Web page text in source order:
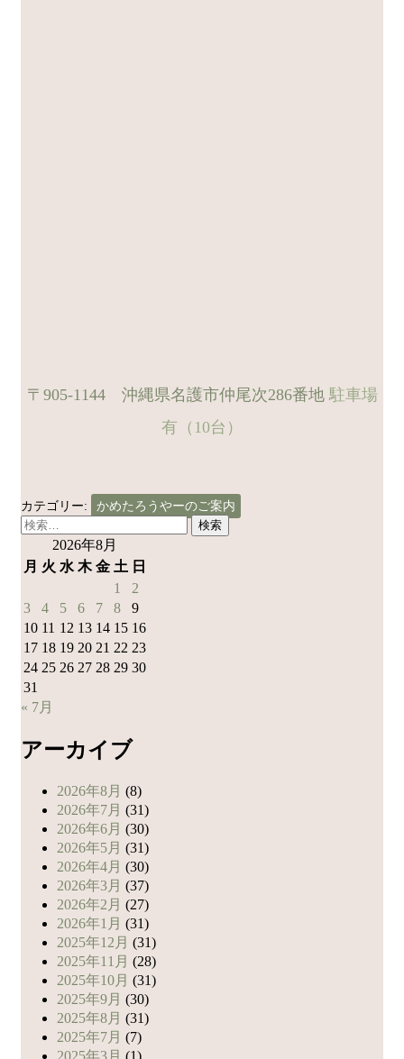
〒905-1144 沖縄県名護市仲尾次286番地駐車場
有（10台）
カテゴリー: かめたろうやーのご案内
検
2026年8月
月 火 水 木 金 土 日
1
2
3
4 5 6 7 8
9
10 11 12 13 14 15 16
17 18 19 20 21 22 23
24 25 26 27 28 29 30
31
« 7月
アーカイブ
2026年8月 (8)
2026年7月 (31)
2026年6月 (30)
2026年5月 (31)
2026年4月 (30)
2026年3月 (37)
2026年2月 (27)
2026年1月 (31)
2025年12月 (31)
2025年11月 (28)
2025年10月 (31)
2025年9月 (30)
2025年8月 (31)
2025年7月 (7)